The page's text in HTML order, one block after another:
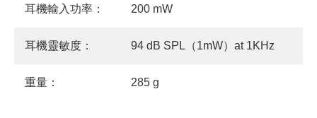
耳機輸入功率： 200 mW
耳機靈敏度： 94 dB SPL（1mW）at 1KHz
重量： 285 g